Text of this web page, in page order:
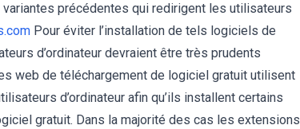
précédentes qui redirigent les utilisateurs
Pour éviter l’installation de tels logiciels de
d’ordinateur devraient être très prudents
web de téléchargement de logiciel gratuit utilisent
d’ordinateur afin qu’ils installent certains
gratuit. Dans la majorité des cas les extensions